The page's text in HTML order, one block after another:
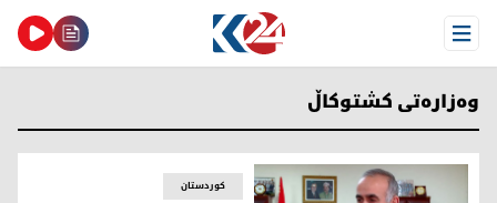
Open Menu
وەزارەتی كشتوكاڵ
کوردستان